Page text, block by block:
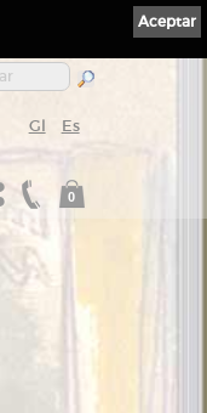
Gl Es
0
Aceptar